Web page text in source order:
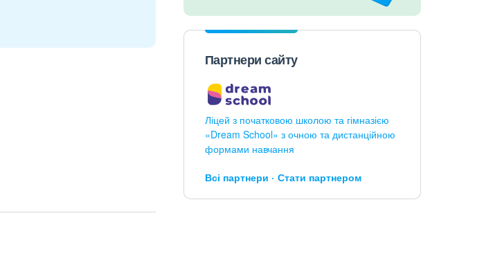
Партнери сайту
Ліцей з початковою школою та гімназією
«Dream School» з очною та дистанційною
формами навчання
Всі партнери Стати партнером